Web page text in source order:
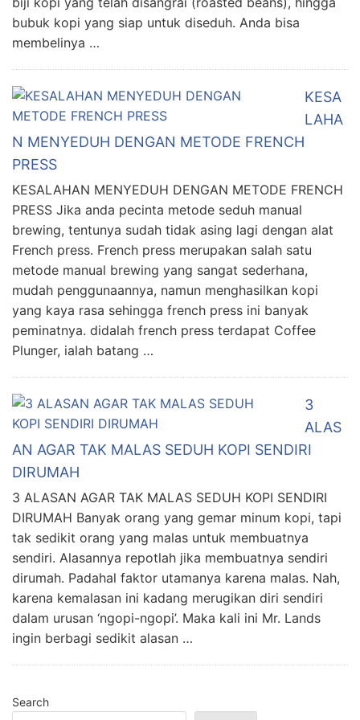
bubuk kopi yang siap untuk diseduh. Anda bisa
membelinya …
KESA
LAHA
N MENYEDUH DENGAN METODE FRENCH
PRESS
KESALAHAN MENYEDUH DENGAN METODE FRENCH
PRESS Jika anda pecinta metode seduh manual
brewing, tentunya sudah tidak asing lagi dengan alat
French press. French press merupakan salah satu
metode manual brewing yang sangat sederhana,
mudah penggunaannya, namun menghasilkan kopi
yang kaya rasa sehingga french press ini banyak
peminatnya. didalah french press terdapat Coffee
Plunger, ialah batang …
3
ALAS
AN AGAR TAK MALAS SEDUH KOPI SENDIRI
DIRUMAH
3 ALASAN AGAR TAK MALAS SEDUH KOPI SENDIRI
DIRUMAH Banyak orang yang gemar minum kopi, tapi
tak sedikit orang yang malas untuk membuatnya
sendiri. Alasannya repotlah jika membuatnya sendiri
dirumah. Padahal faktor utamanya karena malas. Nah,
karena kemalasan ini kadang merugikan diri sendiri
dalam urusan ‘ngopi-ngopi’. Maka kali ini Mr. Lands
ingin berbagi sedikit alasan …
Search